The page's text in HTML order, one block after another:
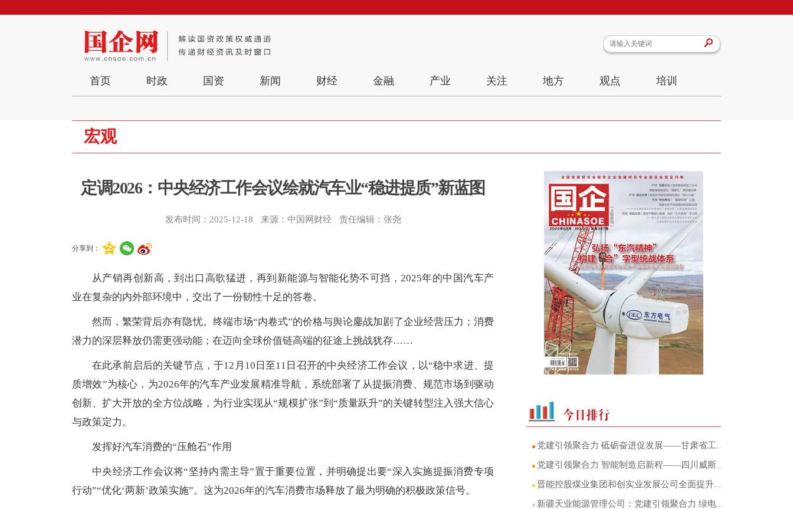
首页 时政 国资 新闻 财经 金融 产业 关注 地方 观点 培训
宏观
定调2026：中央经济工作会议绘就汽车业“稳进提质”新蓝图
发布时间：2025-12-18 来源：中国网财经 责任编辑：张尧
分享到：
从产销再创新高，到出口高歌猛进，再到新能源与智能化势不可挡，2025年的中国汽车产
业在复杂的内外部环境中，交出了一份韧性十足的答卷。
然而，繁荣背后亦有隐忧。终端市场“内卷式”的价格与舆论鏖战加剧了企业经营压力；消费
潜力的深层释放仍需更强动能；在迈向全球价值链高端的征途上挑战犹存……
在此承前启后的关键节点，于12月10日至11日召开的中央经济工作会议，以“稳中求进、提
质增效”为核心，为2026年的汽车产业发展精准导航，系统部署了从提振消费、规范市场到驱动
创新、扩大开放的全方位战略，为行业实现从“规模扩张”到“质量跃升”的关键转型注入强大信心
与政策定力。
发挥好汽车消费的“压舱石”作用
中央经济工作会议将“坚持内需主导”置于重要位置，并明确提出要“深入实施提振消费专项
行动”“优化‘两新’政策实施”。这为2026年的汽车消费市场释放了最为明确的积极政策信号。
党建引领聚合力 砥砺奋进促发展——甘肃省工程研究院基层党建与生产经营深度融合综述
党建引领聚合力 智能制造启新程——四川威斯卡特以党建红赋能新质生产力发展纪实
晋能控股煤业集团和创实业发展公司全面提升党的领导融入公司治理水平
新疆天业能源管理公司：党建引领聚合力 绿电赋能新发展